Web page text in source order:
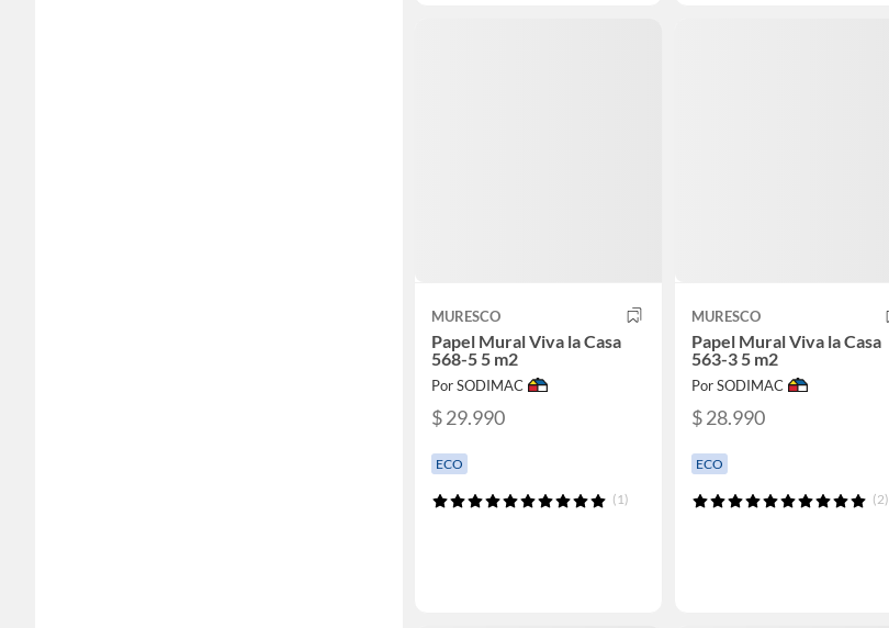
MURESCO
Papel Mural Viva la Casa
568-5 5 m2
Por SODIMAC
$ 29.990
ECO
(1)
MURESCO
Papel Mural Viva la Casa
563-3 5 m2
Por SODIMAC
$ 28.990
ECO
(2)